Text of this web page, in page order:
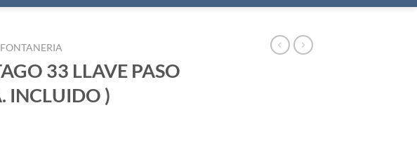
FONTANERIA
33 LLAVE PASO
INCLUIDO )